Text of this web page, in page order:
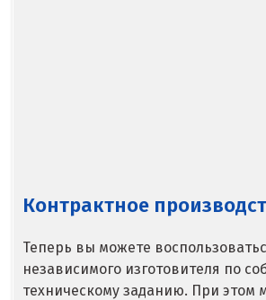
Омск
Орел
Оренбург
Контрактное
Теперь вы можете
независимого изготовителя по
техническому заданию. При этом